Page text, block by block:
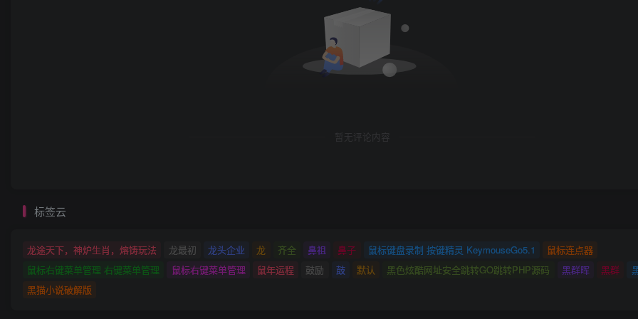
暂无评论内容
标签云
龙途天下，神炉生肖，熔铸玩法 龙最初 龙头企业 龙 齐全 鼻祖 鼻子 鼠标键盘录制 按键精灵 KeymouseGo5.1
鼠标连点器
鼠标右键菜单管理 右键菜单管理
鼠标右键菜单管理 鼠年运程 鼓励 鼓 默认 黑色炫酷网址安全跳转GO跳转PHP源码 黑群晖 黑群
黑猫小说破解版